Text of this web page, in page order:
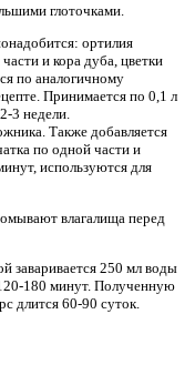
глоточками.
ортилия
и кора дуба, цветки
по аналогичному
Принимается по 0,1 л
3 недели.
Также добавляется
по одной части и
используются для
влагалища перед
заваривается 250 мл воды
180 минут. Полученную
длится 60-90 суток.